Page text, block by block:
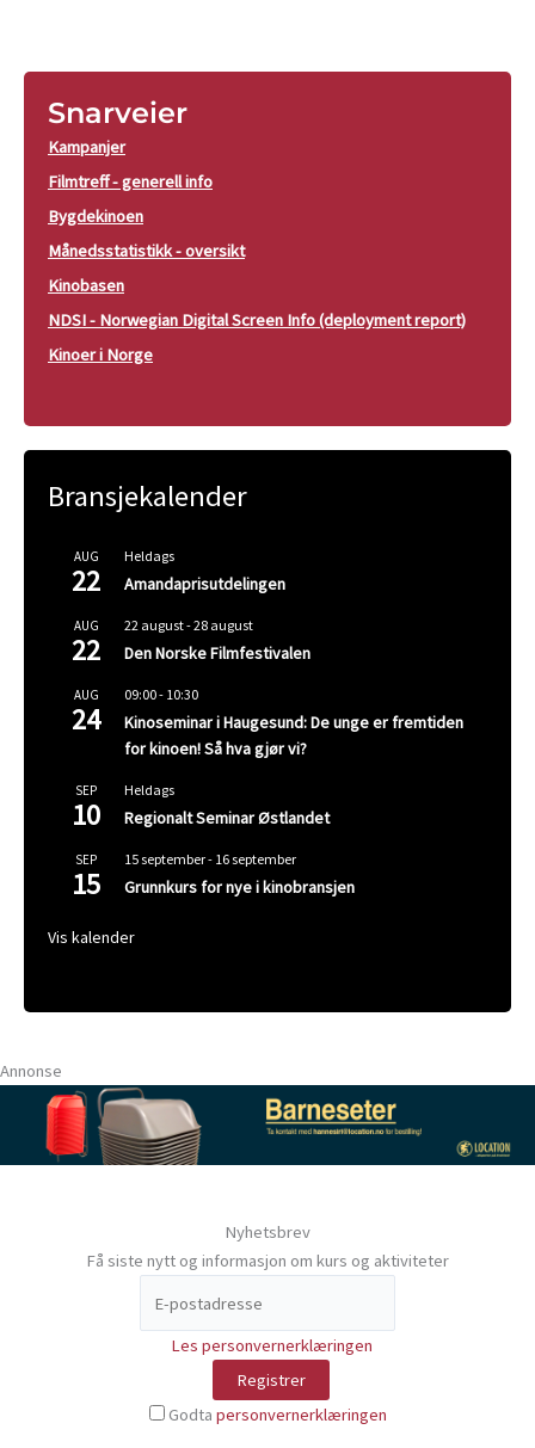
Snarveier
Kampanjer
Filmtreff - generell info
Bygdekinoen
Månedsstatistikk - oversikt
Kinobasen
NDSI - Norwegian Digital Screen Info (deployment report)
Kinoer i Norge
Bransjekalender
AUG
22
Heldags
Amandaprisutdelingen
AUG
22
22 august-28 august
Den Norske Filmfestivalen
AUG
24
09:00- 10:30
Kinoseminar i Haugesund: De unge er fremtiden
for kinoen! Så hva gjør vi?
SEP
10
Heldags
Regionalt Seminar Østlandet
SEP
15
15 september- 16 september
Grunnkurs for nye i kinobransjen
Vis kalender
Annonse
Nyhetsbrev
Få siste nytt og informasjon om kurs og aktiviteter
Les personvernerklæringen
Godta personvernerklæringen